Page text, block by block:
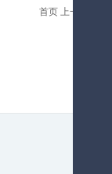
首页 上一页